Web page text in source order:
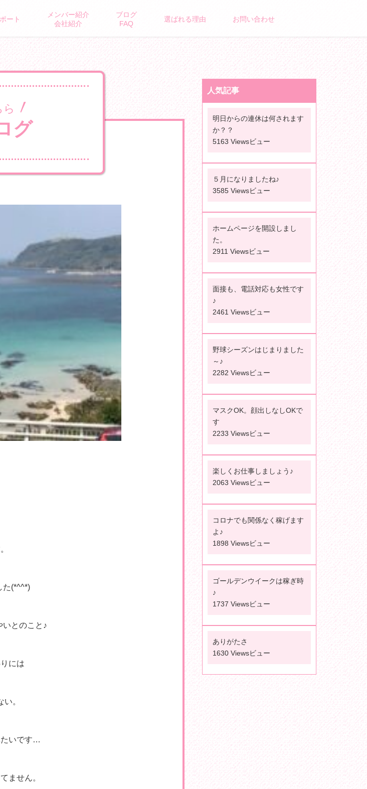
ート
メンバー紹介
会社紹介
ブログ
FAQ
選ばれる理由 お問い合わせ
グ
た(*^^*)
とのこと♪
には
。
たいです…
ません。
人気記事
明日からの連休は何されます
か？？
5163 Viewsビュー
５月になりましたね♪
3585 Viewsビュー
ホームページを開設しまし
た。
2911 Viewsビュー
面接も、電話対応も女性です
♪
2461 Viewsビュー
野球シーズンはじまりました
～♪
2282 Viewsビュー
マスクOK。顔出しなしOKで
す
2233 Viewsビュー
楽しくお仕事しましょう♪
2063 Viewsビュー
コロナでも関係なく稼げます
よ♪
1898 Viewsビュー
ゴールデンウイークは稼ぎ時
♪
1737 Viewsビュー
ありがたさ
1630 Viewsビュー